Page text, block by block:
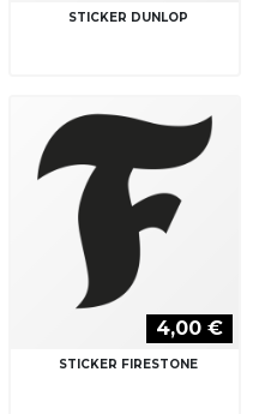
STICKER DUNLOP
4,00 €
STICKER FIRESTONE